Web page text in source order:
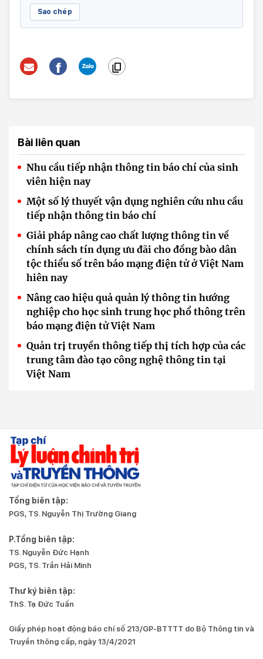
Sao chép
Bài liên quan
Nhu cầu tiếp nhận thông tin báo chí của sinh
viên hiện nay
Một số lý thuyết vận dụng nghiên cứu nhu cầu
tiếp nhận thông tin báo chí
Giải pháp nâng cao chất lượng thông tin về
chính sách tín dụng ưu đãi cho đồng bào dân
tộc thiểu số trên báo mạng điện tử ở Việt Nam
hiên nay
Nâng cao hiệu quả quản lý thông tin hướng
nghiệp cho học sinh trung học phổ thông trên
báo mạng điện tử Việt Nam
Quản trị truyền thông tiếp thị tích hợp của các
trung tâm đào tạo công nghệ thông tin tại
Việt Nam
Tổng biên tập:
PGS, TS. Nguyễn Thị Trường Giang
P.Tổng biên tập:
TS. Nguyễn Đức Hạnh
PGS, TS. Trần Hải Minh
Thư ký biên tập:
ThS. Tạ Đức Tuấn
Giấy phép hoạt động báo chí số 213/GP-BTTTT do Bộ Thông tin và
Truyền thông cấp, ngày 13/4/2021